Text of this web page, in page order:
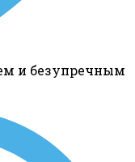
и безупречным